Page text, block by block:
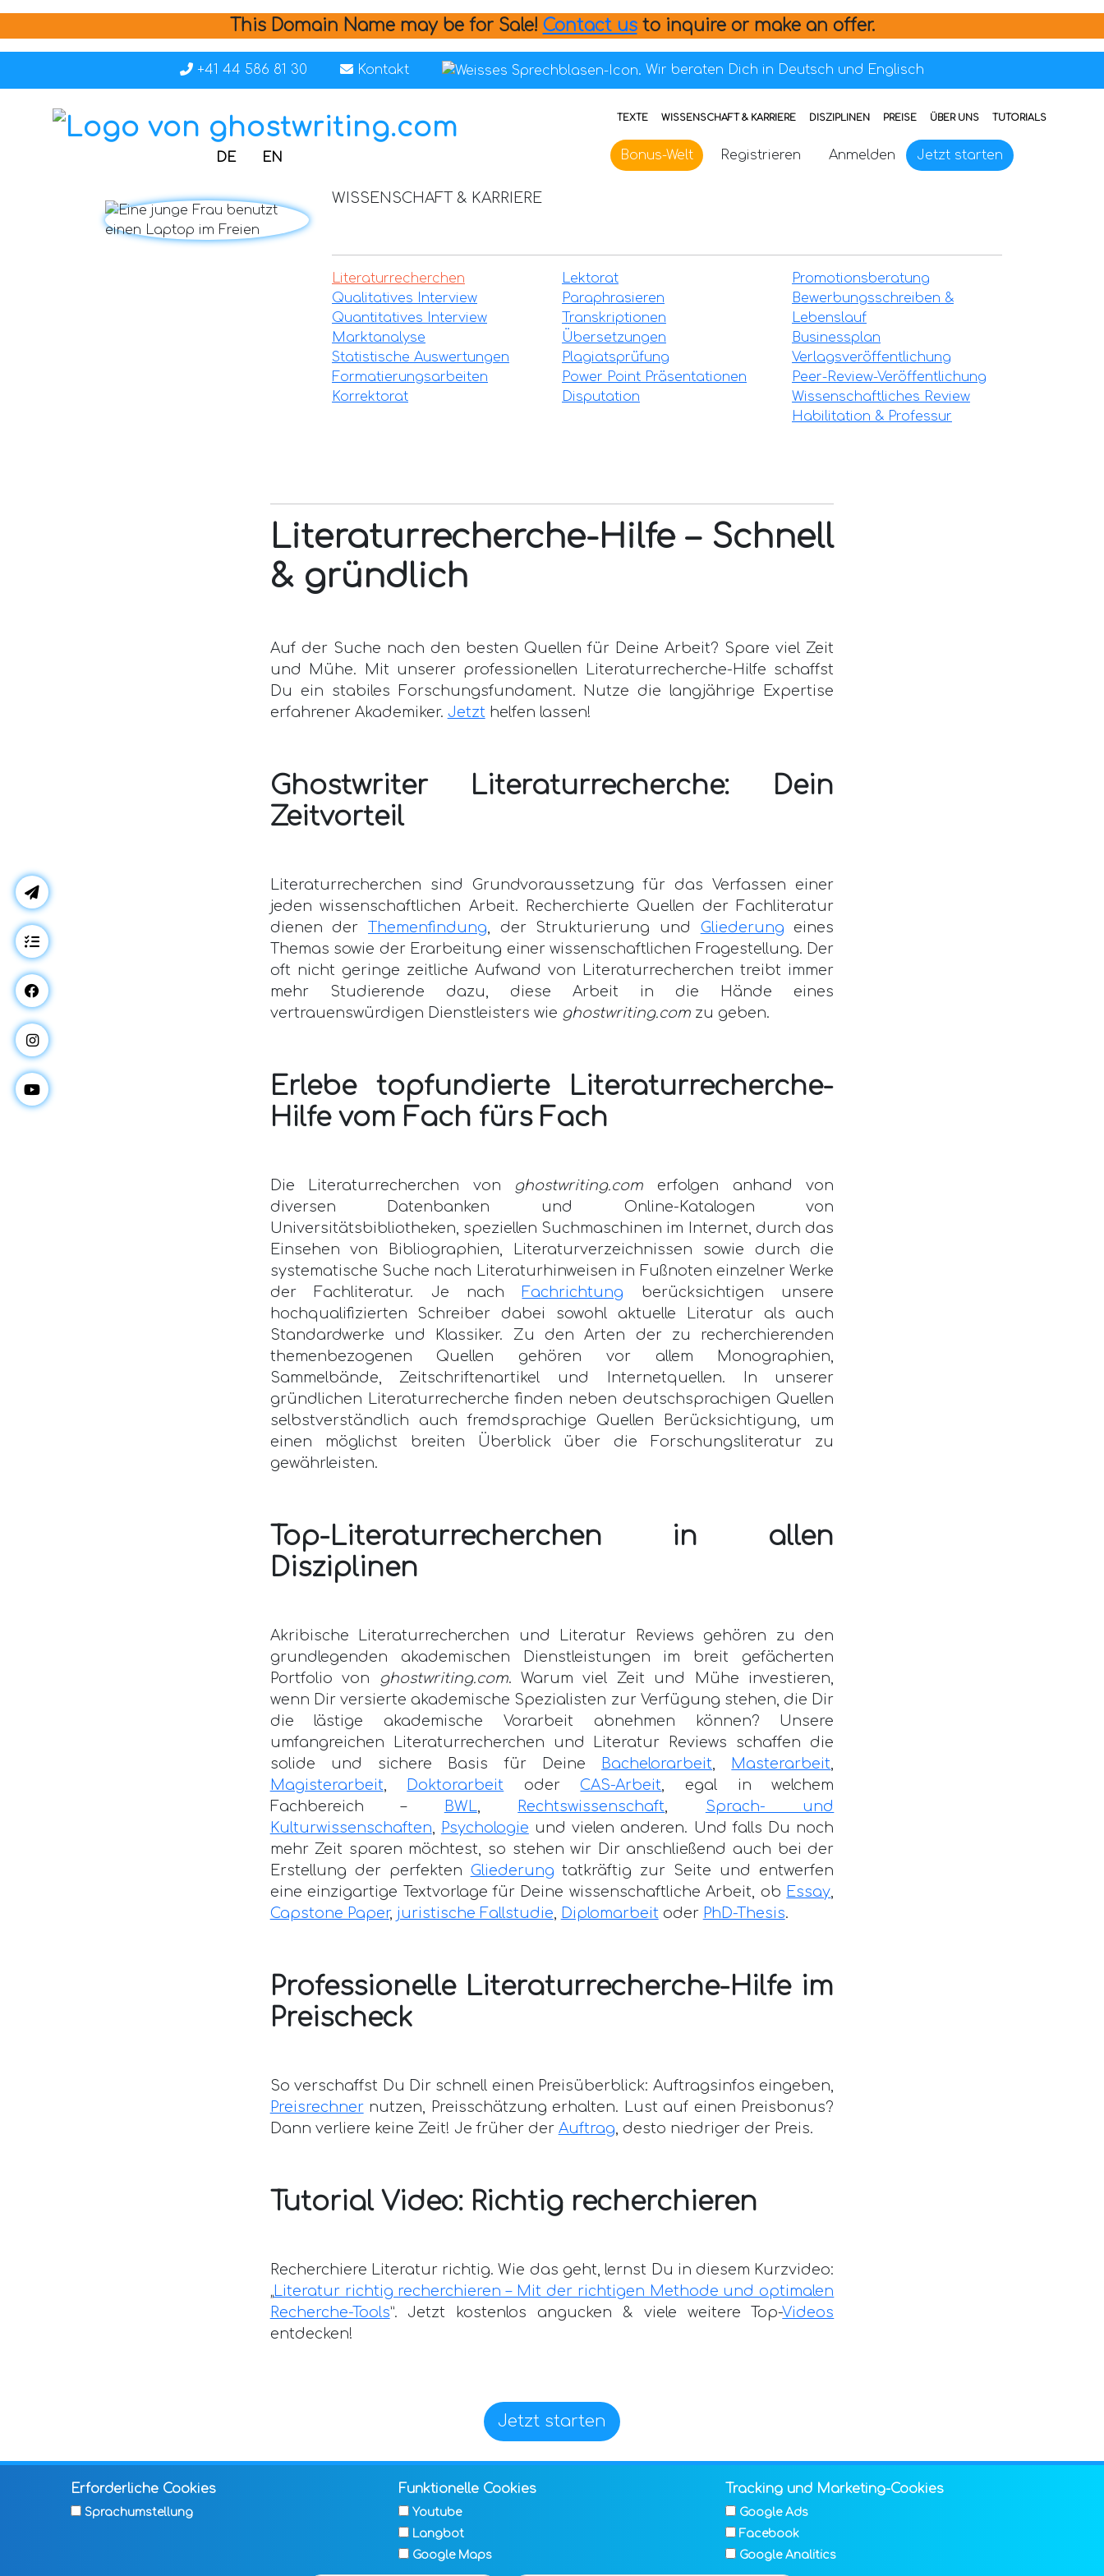
This Domain Name may be for Sale! Contact usto inquire or make an offer.
+41 44 586 81 30 Kontakt Wir beraten Dich in Deutsch und Englisch
DE EN
TEXTE WISSENSCHAFT & KARRIERE DISZIPLINEN PREISE ÜBER UNS TUTORIALS
Bonus-Welt Registrieren Anmelden Jetzt starten
WISSENSCHAFT & KARRIERE
Literaturrecherchen
Qualitatives Interview
Quantitatives Interview
Marktanalyse
Statistische Auswertungen
Formatierungsarbeiten
Korrektorat
Lektorat
Paraphrasieren
Transkriptionen
Übersetzungen
Plagiatsprüfung
Power Point Präsentationen
Disputation
Promotionsberatung
Bewerbungsschreiben &
Lebenslauf
Businessplan
Verlagsveröffentlichung
Peer-Review-Veröffentlichung
Wissenschaftliches Review
Habilitation & Professur
Literaturrecherche-Hilfe – Schnell
& gründlich
Auf der Suche nach den besten Quellen für Deine Arbeit? Spare viel Zeit
und Mühe. Mit unserer professionellen Literaturrecherche-Hilfe schaffst
Du ein stabiles Forschungsfundament. Nutze die langjährige Expertise
erfahrener Akademiker. Jetzt helfen lassen!
Ghostwriter Literaturrecherche: Dein
Zeitvorteil
Literaturrecherchen sind Grundvoraussetzung für das Verfassen einer
jeden wissenschaftlichen Arbeit. Recherchierte Quellen der Fachliteratur
dienen der Themenfindung , der Strukturierung und Gliederung eines
Themas sowie der Erarbeitung einer wissenschaftlichen Fragestellung. Der
oft nicht geringe zeitliche Aufwand von Literaturrecherchen treibt immer
mehr Studierende dazu, diese Arbeit in die Hände eines
vertrauenswürdigen Dienstleisters wie ghostwriting.comzu geben.
Erlebe topfundierte Literaturrecherche-
Hilfe vom Fach fürs Fach
Die Literaturrecherchen von ghostwriting.com erfolgen anhand von
diversen Datenbanken und Online-Katalogen von
Universitätsbibliotheken, speziellen Suchmaschinen im Internet, durch das
Einsehen von Bibliographien, Literaturverzeichnissen sowie durch die
systematische Suche nach Literaturhinweisen in Fußnoten einzelner Werke
der Fachliteratur. Je nach Fachrichtung berücksichtigen unsere
hochqualifizierten Schreiber dabei sowohl aktuelle Literatur als auch
Standardwerke und Klassiker. Zu den Arten der zu recherchierenden
themenbezogenen Quellen gehören vor allem Monographien,
Sammelbände, Zeitschriftenartikel und Internetquellen. In unserer
gründlichen Literaturrecherche finden neben deutschsprachigen Quellen
selbstverständlich auch fremdsprachige Quellen Berücksichtigung, um
einen möglichst breiten Überblick über die Forschungsliteratur zu
gewährleisten.
Top-Literaturrecherchen in allen
Disziplinen
Akribische Literaturrecherchen und Literatur Reviews gehören zu den
grundlegenden akademischen Dienstleistungen im breit gefächerten
Portfolio von
ghostwriting.com. Warum viel Zeit und Mühe investieren,
wenn Dir versierte akademische Spezialisten zur Verfügung stehen, die Dir
die lästige akademische Vorarbeit abnehmen können? Unsere
umfangreichen Literaturrecherchen und Literatur Reviews schaffen die
solide und sichere Basis für Deine
Bachelorarbeit Masterarbeit
Magisterarbeit
Doktorarbeit oder CAS-Arbeit , egal in welchem
Fachbereich –
BWL Rechtswissenschaft
Sprach- und
Kulturwissenschaften
Psychologie und vielen anderen. Und falls Du noch
mehr Zeit sparen möchtest, so stehen wir Dir anschließend auch bei der
Erstellung der perfekten Gliederung tatkräftig zur Seite und entwerfen
eine einzigartige Textvorlage für Deine wissenschaftliche Arbeit, ob Essay
Capstone Paper, juristische Fallstudie Diplomarbeit oder PhD-Thesis.
Professionelle Literaturrecherche-Hilfe im
Preischeck
So verschaffst Du Dir schnell einen Preisüberblick: Auftragsinfos eingeben,
Preisrechnernutzen, Preisschätzung erhalten. Lust auf einen Preisbonus?
Dann verliere keine Zeit! Je früher der Auftrag , desto niedriger der Preis.
Tutorial Video: Richtig recherchieren
Recherchiere Literatur richtig. Wie das geht, lernst Du in diesem Kurzvideo:
„Literatur richtig recherchieren – Mit der richtigen Methode und optimalen
Recherche-Tools”. Jetzt kostenlos angucken & viele weitere Top-Videos
entdecken!
Erforderliche Cookies
Sprachumstellung
Funktionelle Cookies
Youtube
Langbot
Google Maps
Tracking und Marketing-Cookies
Google Ads
Facebook
Google Analitics
Jetzt starten
ghostwriting.com - Texte, die Wort halten
DATENSCHUTZ HELP-DESK SITEMAP